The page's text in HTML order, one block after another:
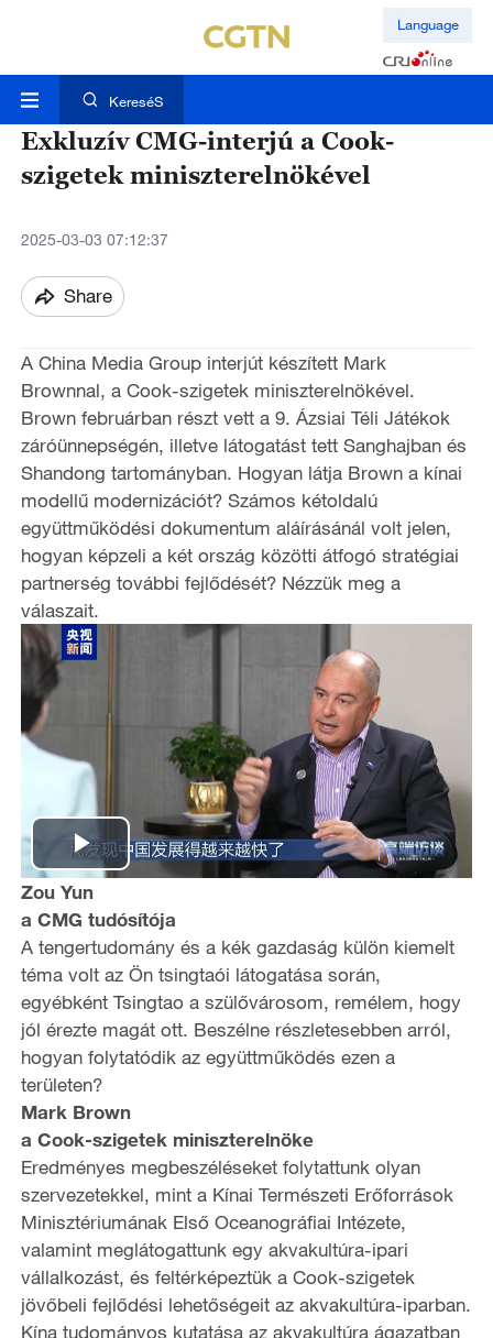
Language
KereséS
Exkluzív CMG-interjú a Cook-
szigetek miniszterelnökével
2025-03-03 07:12:37
Share
A China Media Group interjút készített Mark
Brownnal, a Cook-szigetek miniszterelnökével.
Brown februárban részt vett a 9. Ázsiai Téli Játékok
záróünnepségén, illetve látogatást tett Sanghajban és
Shandong tartományban. Hogyan látja Brown a kínai
modellű modernizációt? Számos kétoldalú
együttműködési dokumentum aláírásánál volt jelen,
hogyan képzeli a két ország közötti átfogó stratégiai
partnerség további fejlődését? Nézzük meg a
válaszait.
P
l
a
y
V
i
d
e
o
Zou Yun
a CMG tudósítója
A tengertudomány és a kék gazdaság külön kiemelt
téma volt az Ön tsingtaói látogatása során,
egyébként Tsingtao a szülővárosom, remélem, hogy
jól érezte magát ott. Beszélne részletesebben arról,
hogyan folytatódik az együttműködés ezen a
területen?
Mark Brown
a Cook-szigetek miniszterelnöke
Eredményes megbeszéléseket folytattunk olyan
szervezetekkel, mint a Kínai Természeti Erőforrások
Minisztériumának Első Oceanográfiai Intézete,
valamint meglátogattunk egy akvakultúra-ipari
vállalkozást, és feltérképeztük a Cook-szigetek
jövőbeli fejlődési lehetőségeit az akvakultúra-iparban.
Kína tudományos kutatása az akvakultúra ágazatban